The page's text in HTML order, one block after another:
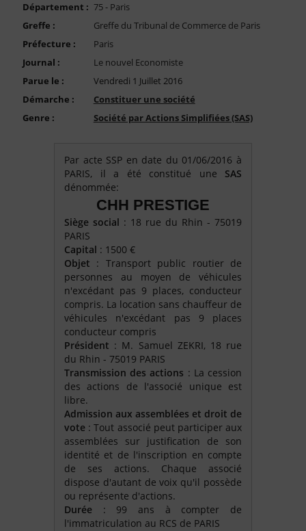
Compte PRO
Département : 75 - Paris
Greffe :
Greffe du Tribunal de Commerce de Paris
Préfecture :
Paris
Journal :
Le nouvel Economiste
Parue le :
Vendredi 1 Juillet 2016
Démarche :
Constituer une société
Genre :
Société par Actions Simplifiées (SAS)
Par acte SSP en date du 01/06/2016 à
PARIS, il a été constitué une SAS
dénommée:
CHH PRESTIGE
Siège social : 18 rue du Rhin - 75019
PARIS
Capital : 1500 €
Objet : Transport public routier de
personnes au moyen de véhicules
n'excédant pas 9 places, conducteur
compris. La location sans chauffeur de
véhicules n'excédant pas 9 places
conducteur compris
Président : M. Samuel ZEKRI, 18 rue
du Rhin - 75019 PARIS
Transmission des actions : La cession
des actions de l'associé unique est
libre.
Admission aux assemblées et droit de
vote : Tout associé peut participer aux
assemblées sur justification de son
identité et de l'inscription en compte
de ses actions. Chaque associé
dispose d'autant de voix qu'il possède
ou représente d'actions.
Durée : 99 ans à compter de
l'immatriculation au RCS de PARIS